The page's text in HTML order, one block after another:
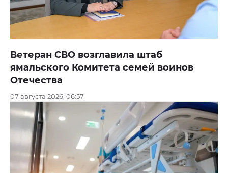
Ветеран СВО возглавила штаб
ямальского Комитета семей воинов
Отечества
07 августа 2026, 06:57